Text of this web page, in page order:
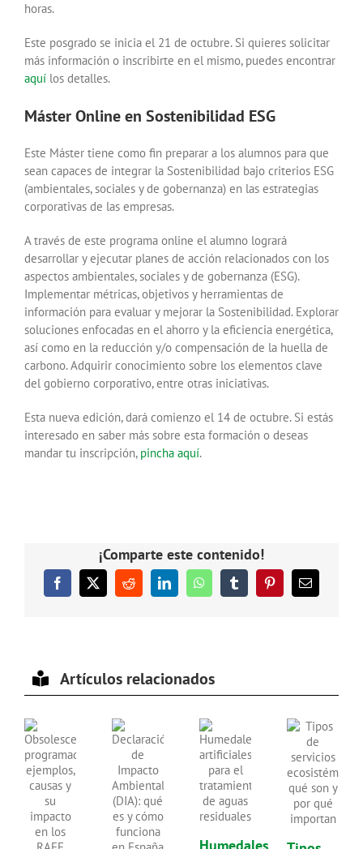
horas.
Este posgrado se inicia el 21 de octubre. Si quieres solicitar
más información o inscribirte en el mismo, puedes encontrar
aquílos detalles.
Máster Online en Sostenibilidad ESG
Este Máster tiene como fin preparar a los alumnos para que
sean capaces de integrar la Sostenibilidad bajo criterios ESG
(ambientales, sociales y de gobernanza) en las estrategias
corporativas de las empresas.
A través de este programa online el alumno logrará
desarrollar y ejecutar planes de acción relacionados con los
aspectos ambientales, sociales y de gobernanza (ESG).
Implementar métricas, objetivos y herramientas de
información para evaluar y mejorar la Sostenibilidad. Explorar
soluciones enfocadas en el ahorro y la eficiencia energética,
así como en la reducción y/o compensación de la huella de
carbono. Adquirir conocimiento sobre los elementos clave
del gobierno corporativo, entre otras iniciativas.
Esta nueva edición, dará comienzo el 14 de octubre. Si estás
interesado en saber más sobre esta formación o deseas
mandar tu inscripción, pincha aquí.
¡Comparte este contenido!
Facebook
X RedditLinkedInWhatsAppTumblrPinterestCorreo
Artículos relacionados
Humedales